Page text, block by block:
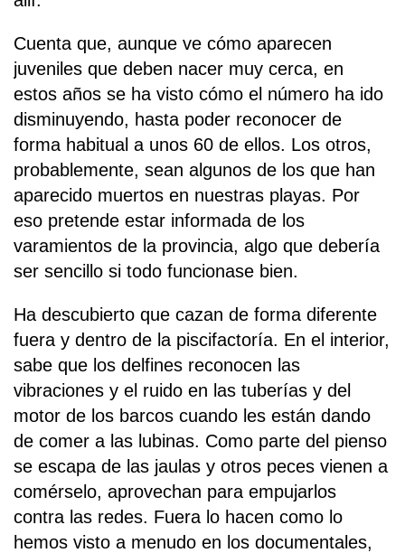
Cuenta que, aunque ve cómo aparecen
juveniles que deben nacer muy cerca, en
estos años se ha visto cómo el número ha ido
disminuyendo, hasta poder reconocer de
forma habitual a unos 60 de ellos. Los otros,
probablemente, sean algunos de los que han
aparecido muertos en nuestras playas. Por
eso pretende estar informada de los
varamientos de la provincia, algo que debería
ser sencillo si todo funcionase bien.
Ha descubierto que cazan de forma diferente
fuera y dentro de la piscifactoría. En el interior,
sabe que los delfines reconocen las
vibraciones y el ruido en las tuberías y del
motor de los barcos cuando les están dando
de comer a las lubinas. Como parte del pienso
se escapa de las jaulas y otros peces vienen a
comérselo, aprovechan para empujarlos
contra las redes. Fuera lo hacen como lo
hemos visto a menudo en los documentales,